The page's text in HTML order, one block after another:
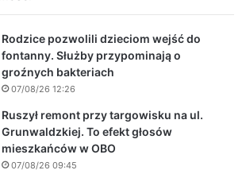
Rodzice pozwolili dzieciom wejść do
fontanny. Służby przypominają o
groźnych bakteriach
07/08/26 12:26
Ruszył remont przy targowisku na ul.
Grunwaldzkiej. To efekt głosów
mieszkańców w OBO
07/08/26 09:45